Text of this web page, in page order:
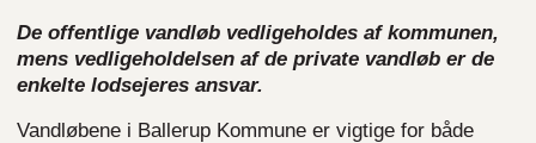
De offentlige vandløb vedligeholdes af kommunen,
mens vedligeholdelsen af de private vandløb er de
enkelte lodsejeres ansvar.
Vandløbene i Ballerup Kommune er vigtige for både